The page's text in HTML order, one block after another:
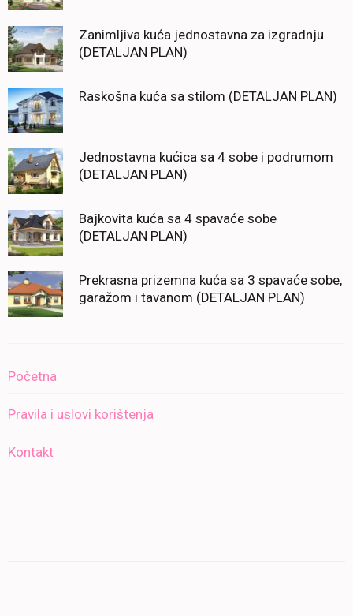
Zanimljiva kuća jednostavna za izgradnju
(DETALJAN PLAN)
Raskošna kuća sa stilom (DETALJAN PLAN)
Jednostavna kućica sa 4 sobe i podrumom
(DETALJAN PLAN)
Bajkovita kuća sa 4 spavaće sobe
(DETALJAN PLAN)
Prekrasna prizemna kuća sa 3 spavaće sobe,
garažom i tavanom (DETALJAN PLAN)
Početna
Pravila i uslovi korištenja
Kontakt